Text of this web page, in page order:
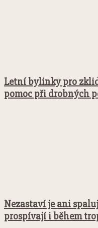
Letní bylinky pro
pomoc při drobných
Nezastaví je ani
prospívají i během